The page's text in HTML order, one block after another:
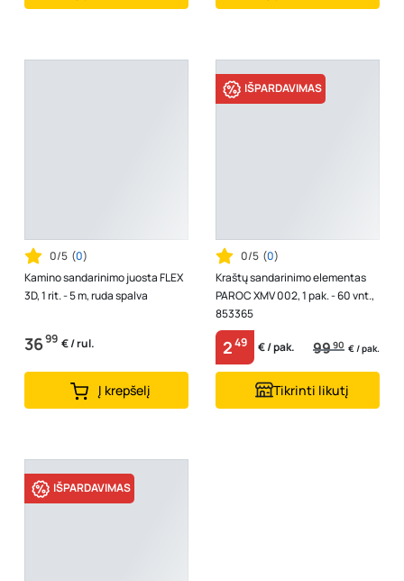
0/5 (0)
Kamino sandarinimo juosta FLEX
3D, 1 rit. - 5 m, ruda spalva
3699 € / rul.
Į krepšelį
IŠPARDAVIMAS
0/5 (0)
Kraštų sandarinimo elementas
PAROC XMV 002, 1 pak. - 60 vnt.,
853365
249 € / pak. 9990 € / pak.
Tikrinti likutį
IŠPARDAVIMAS